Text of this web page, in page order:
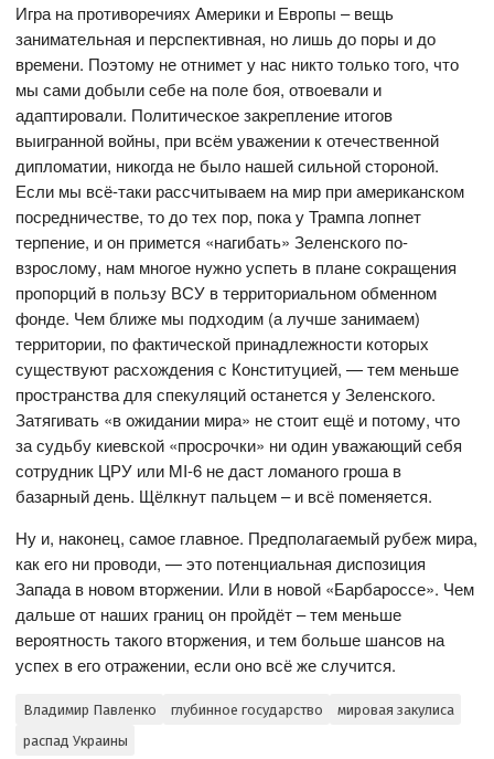
Игра на противоречиях Америки и Европы – вещь
занимательная и перспективная, но лишь до поры и до
времени. Поэтому не отнимет у нас никто только того, что
мы сами добыли себе на поле боя, отвоевали и
адаптировали. Политическое закрепление итогов
выигранной войны, при всём уважении к отечественной
дипломатии, никогда не было нашей сильной стороной.
Если мы всё-таки рассчитываем на мир при американском
посредничестве, то до тех пор, пока у Трампа лопнет
терпение, и он примется «нагибать» Зеленского по-
взрослому, нам многое нужно успеть в плане сокращения
пропорций в пользу ВСУ в территориальном обменном
фонде. Чем ближе мы подходим (а лучше занимаем)
территории, по фактической принадлежности которых
существуют расхождения с Конституцией, — тем меньше
пространства для спекуляций останется у Зеленского.
Затягивать «в ожидании мира» не стоит ещё и потому, что
за судьбу киевской «просрочки» ни один уважающий себя
сотрудник ЦРУ или MI-6 не даст ломаного гроша в
базарный день. Щёлкнут пальцем – и всё поменяется.
Ну и, наконец, самое главное. Предполагаемый рубеж мира,
как его ни проводи, — это потенциальная диспозиция
Запада в новом вторжении. Или в новой «Барбароссе». Чем
дальше от наших границ он пройдёт – тем меньше
вероятность такого вторжения, и тем больше шансов на
успех в его отражении, если оно всё же случится.
Владимир Павленко глубинное государство
мировая закулиса
распад Украины